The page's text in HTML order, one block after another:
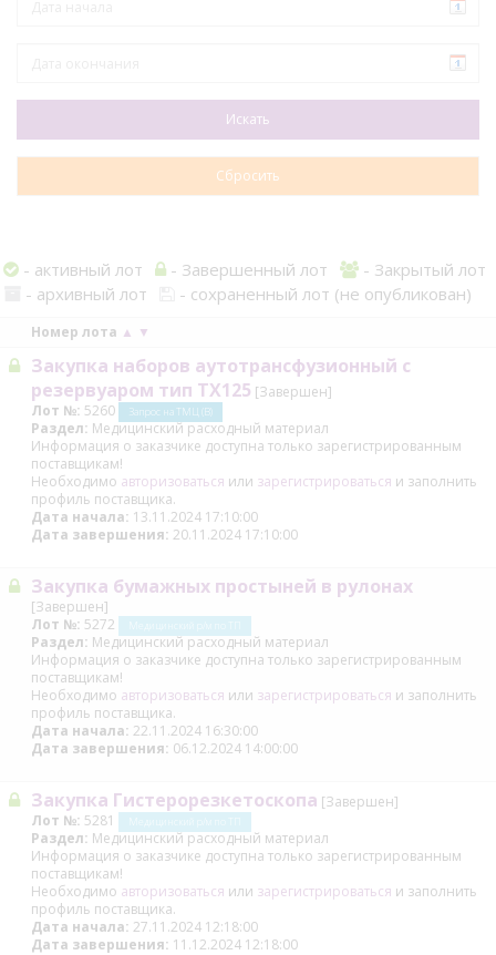
- активный лот - Завершенный лот
- Закрытый лот
- архивный лот
- сохраненный лот (не опубликован)
Номер лота ▲ ▼
Закупка наборов аутотрансфузионный с
резервуаром тип TX125 [Завершен]
Лот №: 5260 Запрос на ТМЦ (В)
Раздел: Медицинский расходный материал
Информация о заказчике доступна только зарегистрированным
поставщикам!
Необходимо авторизоваться или зарегистрироваться и заполнить
профиль поставщика.
Дата начала: 13.11.2024 17:10:00
Дата завершения: 20.11.2024 17:10:00
Закупка бумажных простыней в рулонах
[Завершен]
Лот №: 5272 Медицинский р/м по ТП
Раздел: Медицинский расходный материал
Информация о заказчике доступна только зарегистрированным
поставщикам!
Необходимо авторизоваться или зарегистрироваться и заполнить
профиль поставщика.
Дата начала: 22.11.2024 16:30:00
Дата завершения: 06.12.2024 14:00:00
Закупка Гистерорезкетоскопа [Завершен]
Лот №: 5281 Медицинский р/м по ТП
Раздел: Медицинский расходный материал
Информация о заказчике доступна только зарегистрированным
поставщикам!
Необходимо авторизоваться или зарегистрироваться и заполнить
профиль поставщика.
Дата начала: 27.11.2024 12:18:00
Дата завершения: 11.12.2024 12:18:00